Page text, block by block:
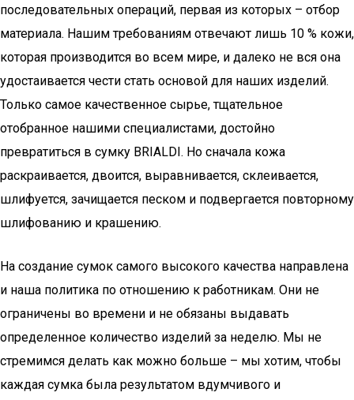
последовательных операций, первая из которых – отбор
материала. Нашим требованиям отвечают лишь 10 % кожи,
которая производится во всем мире, и далеко не вся она
удостаивается чести стать основой для наших изделий.
Только самое качественное сырье, тщательное
отобранное нашими специалистами, достойно
превратиться в сумку BRIALDI. Но сначала кожа
раскраивается, двоится, выравнивается, склеивается,
шлифуется, зачищается песком и подвергается повторному
шлифованию и крашению.
На создание сумок самого высокого качества направлена
и наша политика по отношению к работникам. Они не
ограничены во времени и не обязаны выдавать
определенное количество изделий за неделю. Мы не
стремимся делать как можно больше – мы хотим, чтобы
каждая сумка была результатом вдумчивого и